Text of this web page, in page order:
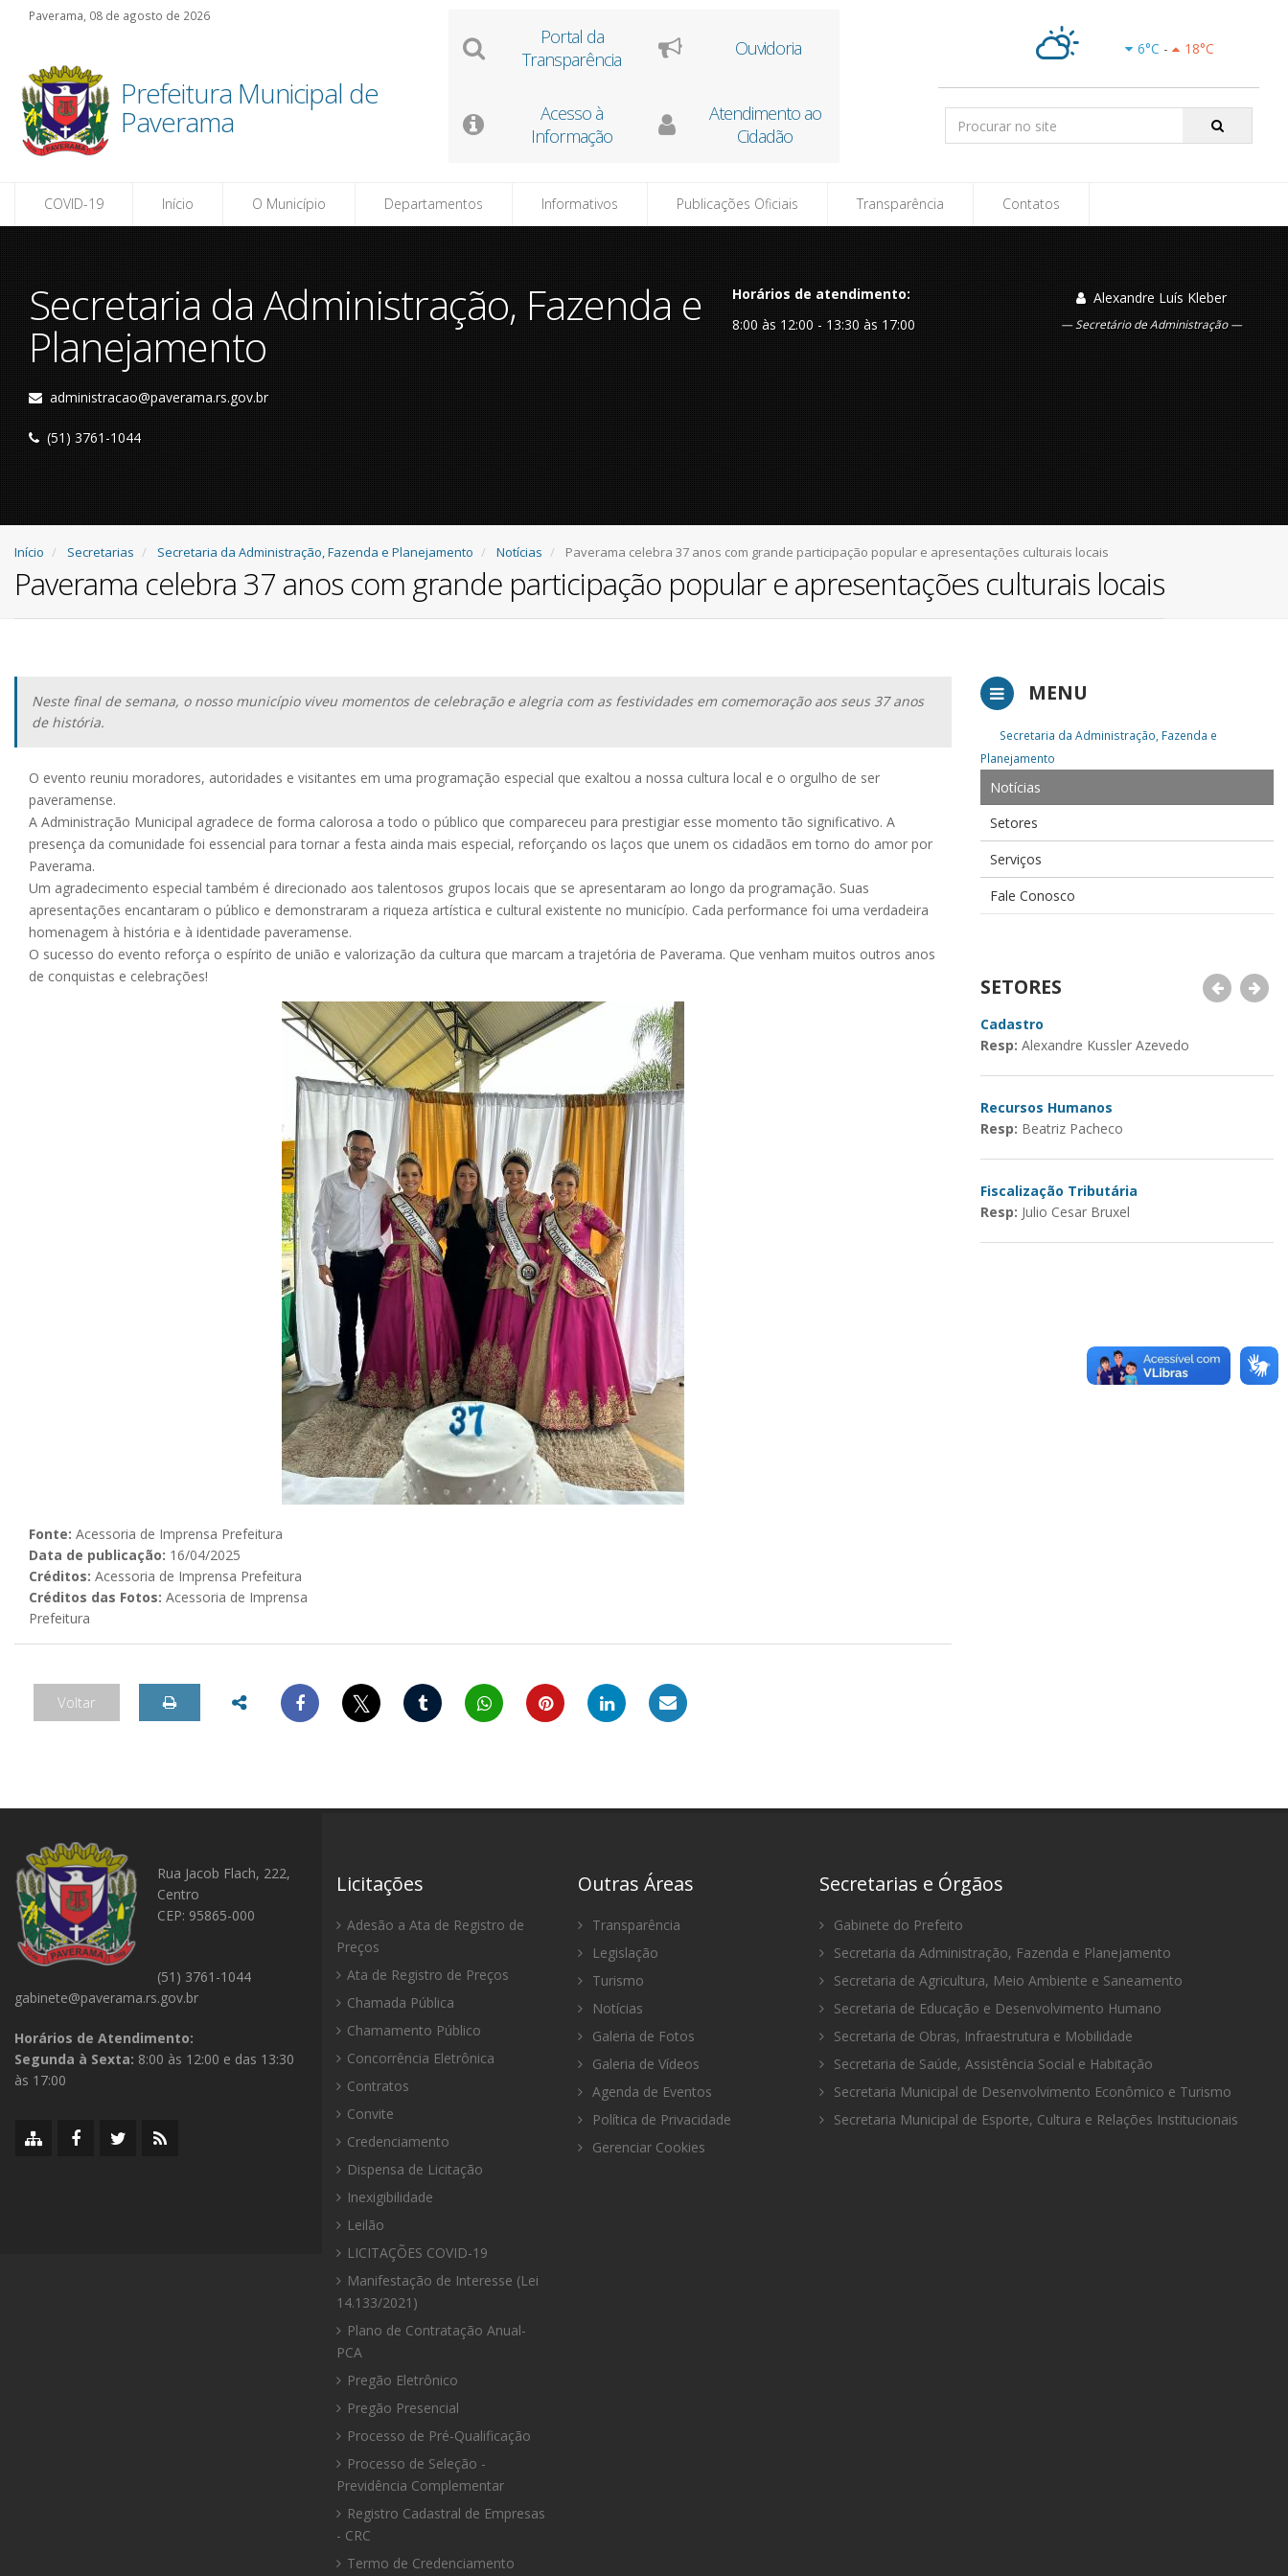
Paverama, 08 de agosto de 2026
Prefeitura Municipal de
Paverama
Transparência
Ouvidoria
Atendimento ao
Cidadão
6°C - 18°C
Nublado
Pesquisar:
COVID-19 Início O Município Departamentos Informativos Publicações Oficiais Transparência Contatos
Secretaria da Administração, Fazenda e
Planejamento
administracao@paverama.rs.gov.br
(51) 3761-1044
Horários de atendimento:
8:00 às 12:00 - 13:30 às 17:00
Alexandre Luís Kleber
Secretário de Administração
Início Secretarias Secretaria da Administração, Fazenda e Planejamento Notícias Paverama celebra 37 anos com grande participação popular e apresentações culturais locais
Paverama celebra 37 anos com grande participação popular e apresentações culturais locais
Neste final de semana, o nosso município viveu momentos de celebração e alegria com as festividades em comemoração aos seus 37 anos
de história.
O evento reuniu moradores, autoridades e visitantes em uma programação especial que exaltou a nossa cultura local e o orgulho de ser
paveramense.
A Administração Municipal agradece de forma calorosa a todo o público que compareceu para prestigiar esse momento tão significativo. A
presença da comunidade foi essencial para tornar a festa ainda mais especial, reforçando os laços que unem os cidadãos em torno do amor por
Paverama.
Um agradecimento especial também é direcionado aos talentosos grupos locais que se apresentaram ao longo da programação. Suas
apresentações encantaram o público e demonstraram a riqueza artística e cultural existente no município. Cada performance foi uma verdadeira
homenagem à história e à identidade paveramense.
O sucesso do evento reforça o espírito de união e valorização da cultura que marcam a trajetória de Paverama. Que venham muitos outros anos
de conquistas e celebrações!
Fonte: Acessoria de Imprensa Prefeitura
Data de publicação: 16/04/2025
Créditos: Acessoria de Imprensa Prefeitura
Créditos das Fotos: Acessoria de Imprensa
Prefeitura
Voltar 𝕏
MENU
Secretaria da Administração, Fazenda e
Planejamento
Notícias
Setores
Serviços
Fale Conosco
SETORES
Cadastro
Resp: Alexandre Kussler Azevedo
Recursos Humanos
Resp: Beatriz Pacheco
Fiscalização Tributária
Resp: Julio Cesar Bruxel
Rua Jacob Flach, 222,
Centro
CEP: 95865-000
(51) 3761-1044
gabinete@paverama.rs.gov.br
Horários de Atendimento:
Segunda à Sexta: 8:00 às 12:00 e das 13:30
às 17:00
MapaFacebookTwitter/X
RSS
Licitações
Adesão a Ata de Registro de
Preços
Ata de Registro de Preços
Chamada Pública
Chamamento Público
Concorrência Eletrônica
Contratos
Convite
Credenciamento
Dispensa de Licitação
Inexigibilidade
Leilão
LICITAÇÕES COVID-19
Manifestação de Interesse (Lei
14.133/2021)
Plano de Contratação Anual-
PCA
Pregão Eletrônico
Pregão Presencial
Processo de Pré-Qualificação
Processo de Seleção -
Previdência Complementar
Registro Cadastral de Empresas
- CRC
Termo de Credenciamento
Outras Áreas
Transparência
Legislação
Turismo
Notícias
Galeria de Fotos
Galeria de Vídeos
Agenda de Eventos
Política de Privacidade
Gerenciar Cookies
Secretarias e Órgãos
Gabinete do Prefeito
Secretaria da Administração, Fazenda e Planejamento
Secretaria de Agricultura, Meio Ambiente e Saneamento
Secretaria de Educação e Desenvolvimento Humano
Secretaria de Obras, Infraestrutura e Mobilidade
Secretaria de Saúde, Assistência Social e Habitação
Secretaria Municipal de Desenvolvimento Econômico e Turismo
Secretaria Municipal de Esporte, Cultura e Relações Institucionais